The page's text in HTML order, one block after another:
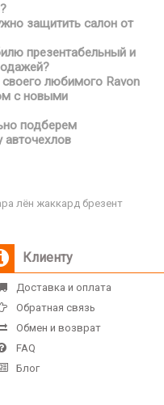
защитить салон от
презентабельный и
своего любимого Ravon
с новыми
подберем
лён жаккард брезент
Клиенту
Доставка и оплата
Обратная связь
Обмен и возврат
FAQ
Блог